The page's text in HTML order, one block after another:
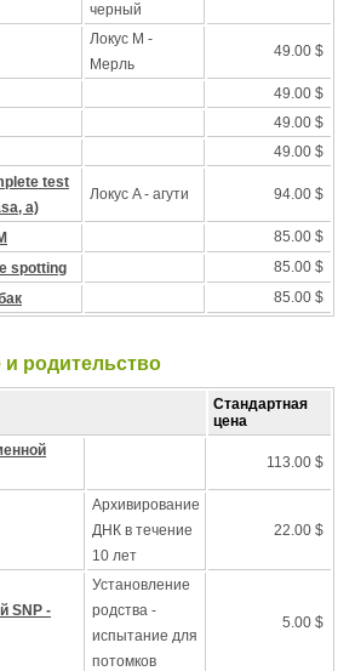
черный
Локус M -
Mерль
49.00 $
49.00 $
49.00 $
49.00 $
test
a)
Локус A - агути 94.00 $
85.00 $
spotting 85.00 $
85.00 $
pодительство
Стандартная
цена
113.00 $
Архивирование
ДНК в течение
10 лет
22.00 $
SNP -
Установление
родства -
испытание для
потомков
5.00 $